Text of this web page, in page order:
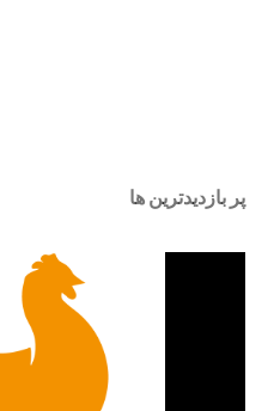
پر بازدیدترین ها